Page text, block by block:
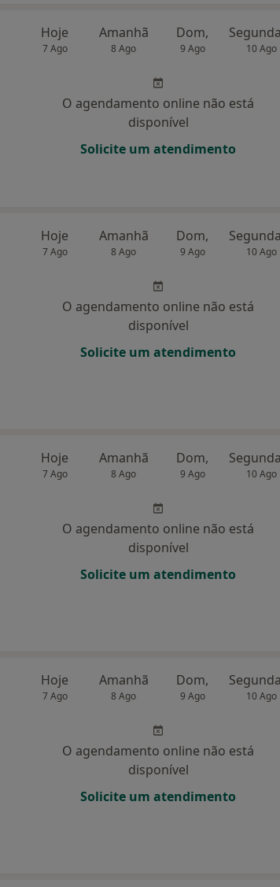
Hoje
7 Ago
Amanhã
8 Ago
Dom,
9 Ago 10 Ago
O agendamento online não está
disponível
Solicite um atendimento
Hoje
7 Ago
Amanhã
8 Ago
Dom,
9 Ago 10 Ago
O agendamento online não está
disponível
Solicite um atendimento
Hoje
7 Ago
Amanhã
8 Ago
Dom,
9 Ago 10 Ago
O agendamento online não está
disponível
Solicite um atendimento
Hoje
7 Ago
Amanhã
8 Ago
Dom,
9 Ago 10 Ago
O agendamento online não está
disponível
Solicite um atendimento